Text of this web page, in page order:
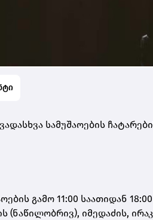
სამუშაოების
გამო 11:00 საათიდან
(ნაწილობრივ), იმედაძის,